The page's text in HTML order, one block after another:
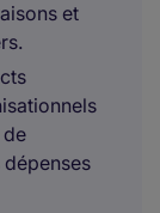
et
de